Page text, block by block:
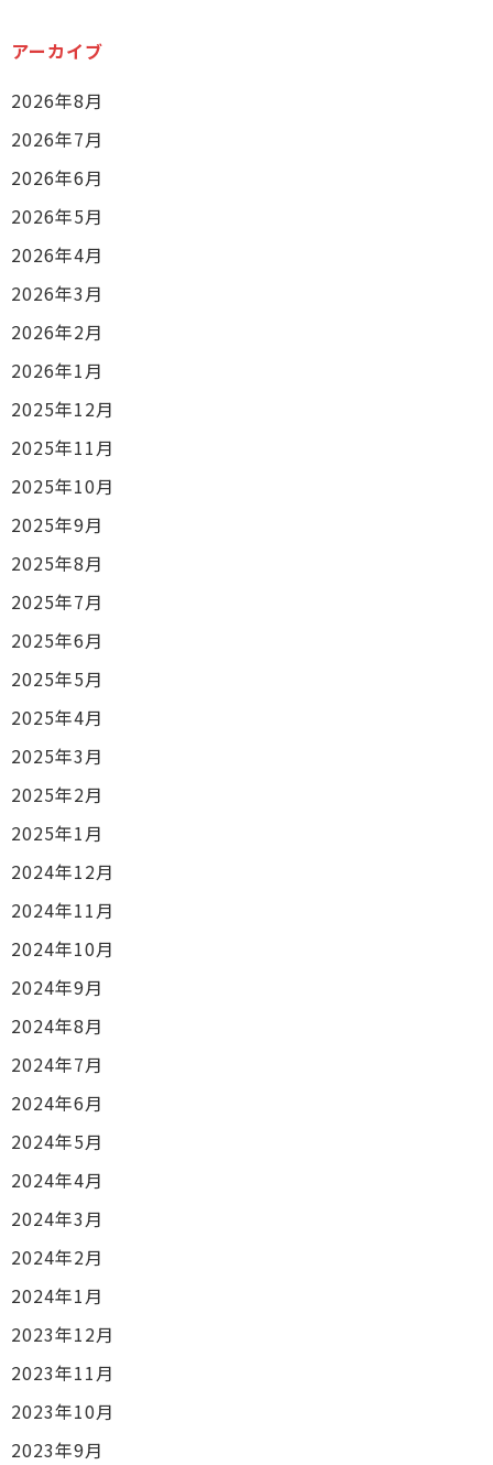
アーカイブ
2026年8月
2026年7月
2026年6月
2026年5月
2026年4月
2026年3月
2026年2月
2026年1月
2025年12月
2025年11月
2025年10月
2025年9月
2025年8月
2025年7月
2025年6月
2025年5月
2025年4月
2025年3月
2025年2月
2025年1月
2024年12月
2024年11月
2024年10月
2024年9月
2024年8月
2024年7月
2024年6月
2024年5月
2024年4月
2024年3月
2024年2月
2024年1月
2023年12月
2023年11月
2023年10月
2023年9月